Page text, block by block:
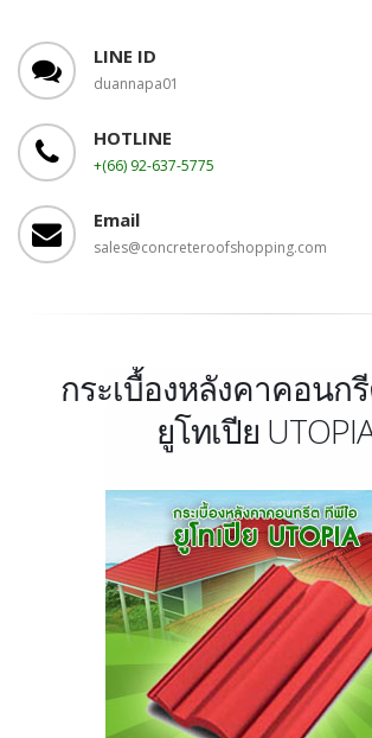
LINE ID
duannapa01
HOTLINE
+(66) 92-637-5775
Email
sales@concreteroofshopping.com
กระเบื้องหลังคาคอนก
ยูโทเปีย